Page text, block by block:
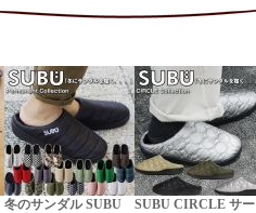
冬のサンダル SUBU
SUBU CIRCLE サー